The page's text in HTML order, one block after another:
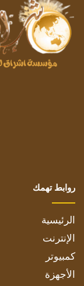
روابط تهمك
الرئيسية
الإنترنت
كمبيوتر
الأجهزة